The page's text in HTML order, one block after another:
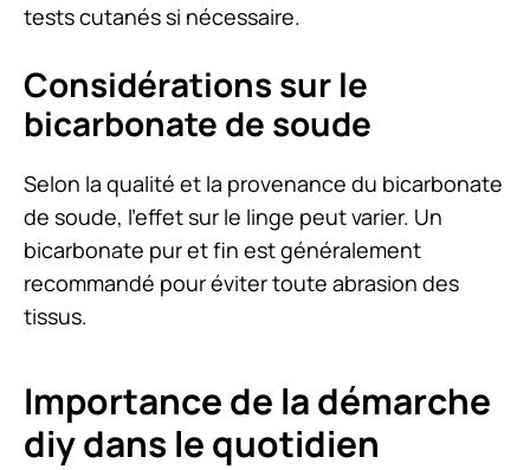
tests cutanés si nécessaire.
Considérations sur le
bicarbonate de soude
Selon la qualité et la provenance du bicarbonate
de soude, l’effet sur le linge peut varier. Un
bicarbonate pur et fin est généralement
recommandé pour éviter toute abrasion des
tissus.
Importance de la démarche
diy dans le quotidien